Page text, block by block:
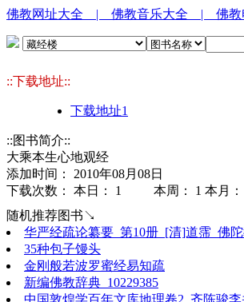
佛教网址大全 | 佛教音乐大全 | 佛教
::下载地址::
下载地址1
::图书简介::
大乘本生心地观经
添加时间： 2010年08月08日
下载次数： 本日： 1 本周： 1 本月：
随机推荐图书↘
华严经疏论纂要_第10册_[清]道霈_佛
35种包子馒头
金刚般若波罗蜜经易知疏
新编佛教辞典_10229385
中国敦煌学百年文库地理卷2_齐陈骏